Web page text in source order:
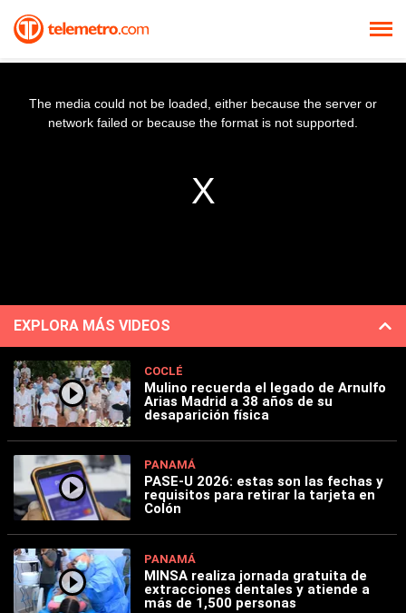
The media could not be loaded, either because the server or
network failed or because the format is not supported.
EXPLORA MÁS VIDEOS
COCLÉ
Mulino recuerda el legado de Arnulfo
Arias Madrid a 38 años de su
desaparición física
PANAMÁ
PASE-U 2026: estas son las fechas y
requisitos para retirar la tarjeta en
Colón
PANAMÁ
MINSA realiza jornada gratuita de
extracciones dentales y atiende a
más de 1,500 personas